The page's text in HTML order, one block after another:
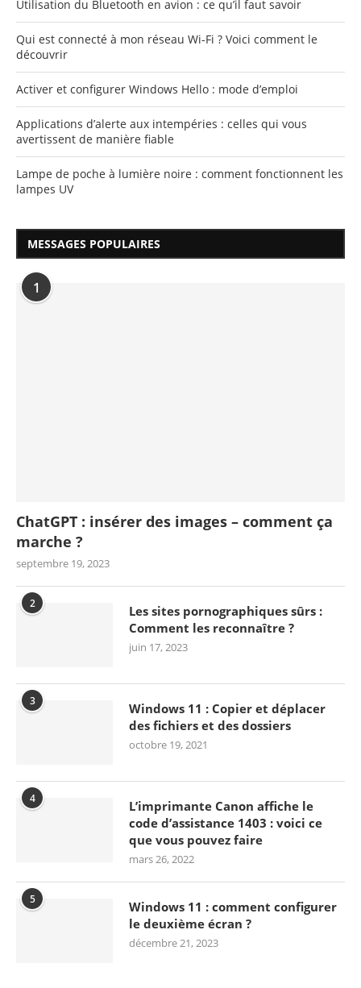
Utilisation du Bluetooth en avion : ce qu’il faut savoir
Qui est connecté à mon réseau Wi-Fi ? Voici comment le
découvrir
Activer et configurer Windows Hello : mode d’emploi
Applications d’alerte aux intempéries : celles qui vous
avertissent de manière fiable
Lampe de poche à lumière noire : comment fonctionnent les
lampes UV
MESSAGES POPULAIRES
1
ChatGPT : insérer des images – comment ça
marche ?
septembre 19, 2023
2
Les sites pornographiques sûrs :
Comment les reconnaître ?
juin 17, 2023
3
Windows 11 : Copier et déplacer
des fichiers et des dossiers
octobre 19, 2021
4
L’imprimante Canon affiche le
code d’assistance 1403 : voici ce
que vous pouvez faire
mars 26, 2022
5
Windows 11 : comment configurer
le deuxième écran ?
décembre 21, 2023